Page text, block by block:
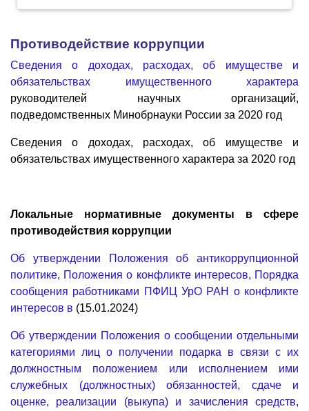
Противодействие коррупции
Сведения о доходах, расходах, об имуществе и
обязательствах имущественного характера
руководителей научных организаций,
подведомственных Минобрнауки России за 2020 год
Сведения о доходах, расходах, об имуществе и
обязательствах имущественного характера за 2020 год
Локальные нормативные документы в сфере
противодействия коррупции
Об утверждении Положения об антикоррупционной
политике, Положения о конфликте интересов, Порядка
сообщения работниками ПФИЦ УрО РАН о конфликте
интересов в (15.01.2024)
Об утверждении Положения о сообщении отдельными
категориями лиц о получении подарка в связи с их
должностным положением или исполнением ими
служебных (должностных) обязанностей, сдаче и
оценке, реализации (выкупа) и зачисления средств,